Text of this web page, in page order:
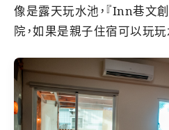
像是露天玩水池，『Inn巷文
院，如果是親子住宿可以玩玩